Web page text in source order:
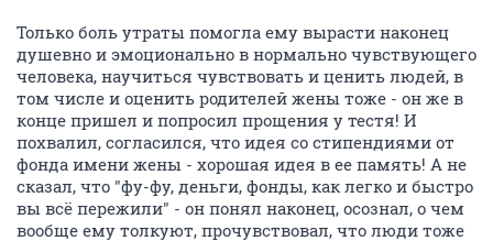
Только боль утраты помогла ему вырасти наконец
душевно и эмоционально в нормально чувствующего
человека, научиться чувствовать и ценить людей, в
том числе и оценить родителей жены тоже - он же в
конце пришел и попросил прощения у тестя! И
похвалил, согласился, что идея со стипендиями от
фонда имени жены - хорошая идея в ее память! А не
сказал, что "фу-фу, деньги, фонды, как легко и быстро
вы всё пережили" - он понял наконец, осознал, о чем
вообще ему толкуют, прочувствовал, что люди тоже